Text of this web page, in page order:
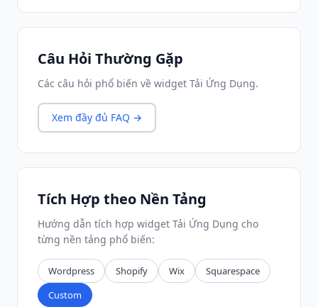
Câu Hỏi Thường Gặp
Các câu hỏi phổ biến về widget Tải Ứng Dụng.
Xem đầy đủ FAQ →
Tích Hợp theo Nền Tảng
Hướng dẫn tích hợp widget Tải Ứng Dụng cho
từng nền tảng phổ biến:
Wordpress Shopify Wix
Squarespace
Custom